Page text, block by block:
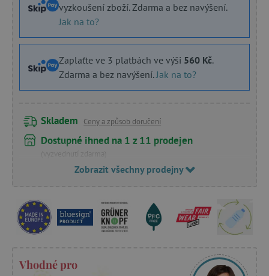
vyzkoušení zboží. Zdarma a bez navýšení.
Jak na to?
Zaplaťte ve 3 platbách ve výši 560 Kč.
Zdarma a bez navýšení. Jak na to?
Skladem Ceny a způsob doručení
Dostupné ihned na 1 z 11 prodejen
(vyzvednutí zdarma)
Zobrazit všechny prodejny
Vhodné pro